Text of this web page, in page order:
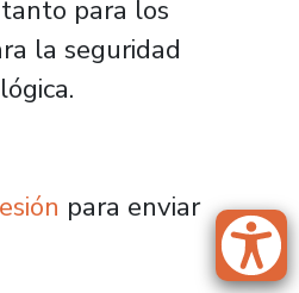
para los
la seguridad
frente al proyecto
para enviar